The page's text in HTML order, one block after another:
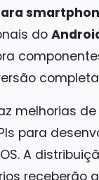
do
melhorias
para
A
receberão